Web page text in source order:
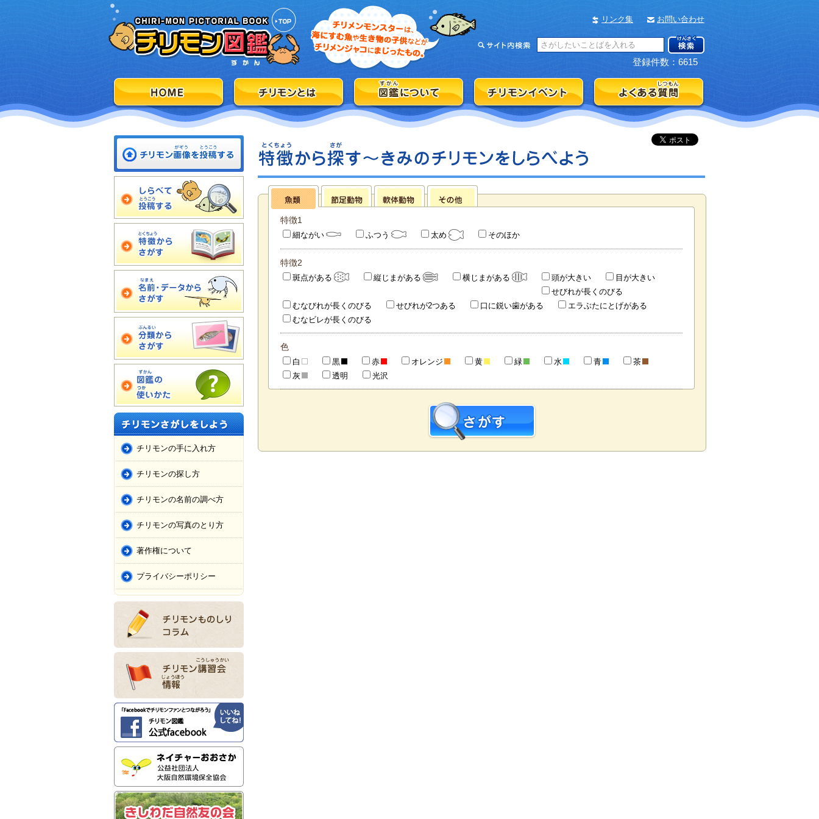
リンク集 お問い合わせ
登録件数：6615
チリモンの手に入れ方
チリモンの探し方
チリモンの名前の調べ方
チリモンの写真のとり方
著作権について
プライバシーポリシー
特徴1
細ながい ふつう 太め そのほか
特徴2
斑点がある 縦じまがある 横じまがある 頭が大きい
目が大きい
せびれが長くのびる
むなびれが長くのびる
せびれが2つある 口に鋭い歯がある
エラぶたにとげがある
むなビレが長くのびる
色
白 黒 赤 オレンジ 黄 緑 水 青
茶
灰
透明 光沢